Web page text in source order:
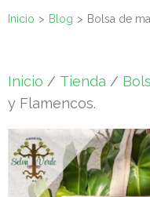
Inicio > Blog > Bolsa de
Inicio / Tienda /
y Flamencos.